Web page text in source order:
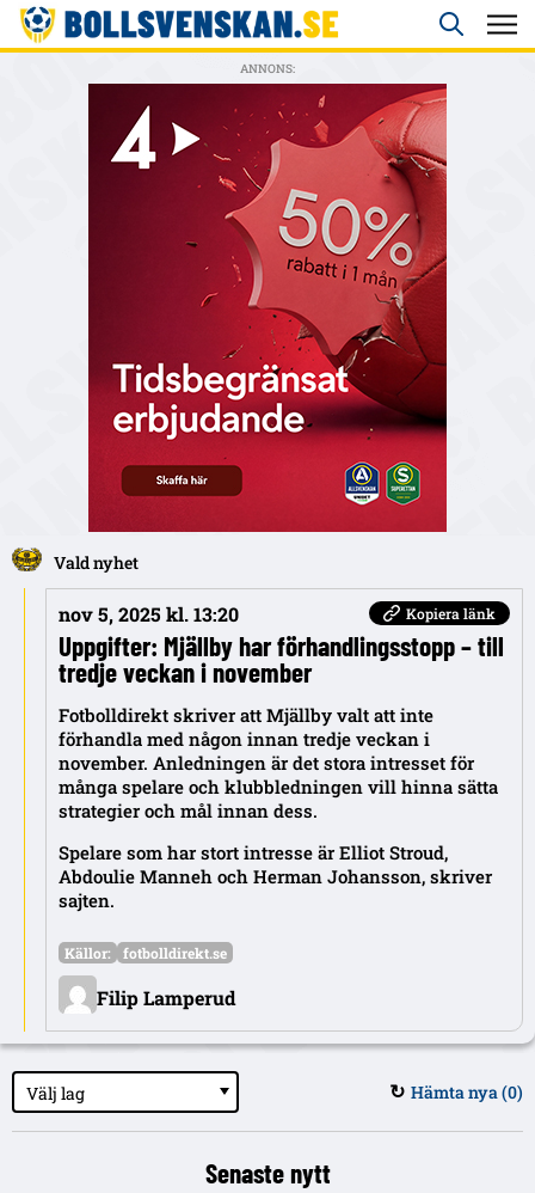
ANNONS:
Vald nyhet
nov 5, 2025 kl. 13:20 Kopiera länk
Uppgifter: Mjällby har förhandlingsstopp – till
tredje veckan i november
Fotbolldirekt skriver att Mjällby valt att inte
förhandla med någon innan tredje veckan i
november. Anledningen är det stora intresset för
många spelare och klubbledningen vill hinna sätta
strategier och mål innan dess.
Spelare som har stort intresse är Elliot Stroud,
Abdoulie Manneh och Herman Johansson, skriver
sajten.
Filip Lamperud
Källor: fotbolldirekt.se
Välj lag ↻ Hämta nya (0)
Senaste nytt